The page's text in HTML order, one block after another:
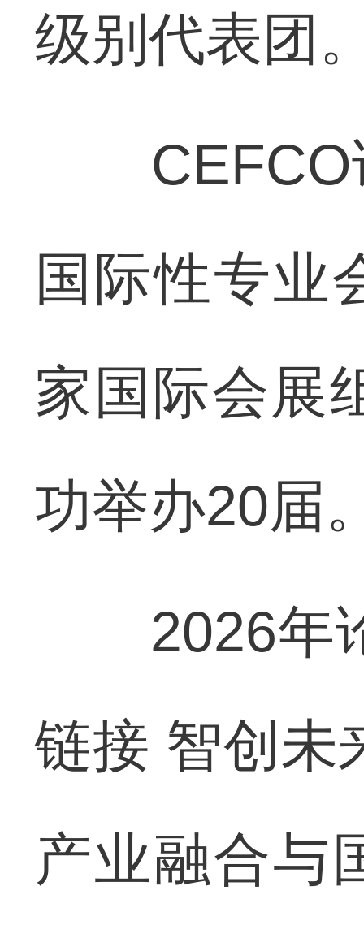
级别代表团
CEFCO
国际性专业
家国际会展
功举办20届
2026年论
链接 智创未
产业融合与